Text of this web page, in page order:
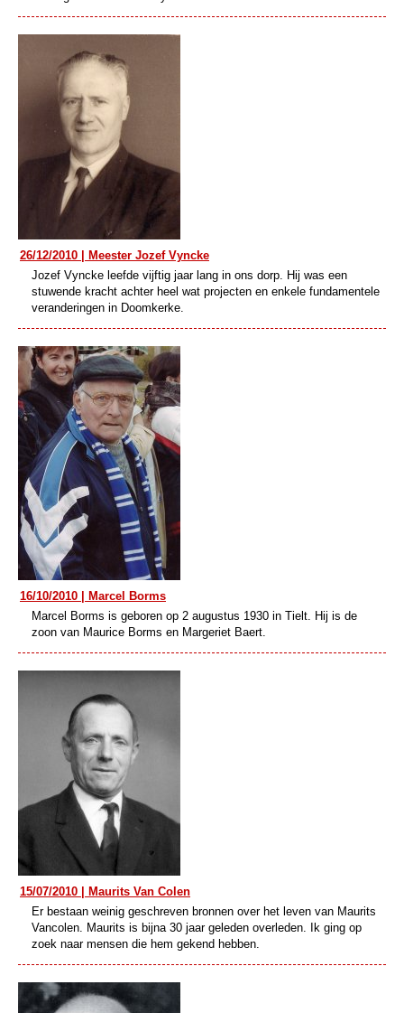
26/12/2010 | Meester Jozef Vyncke
Jozef Vyncke leefde vijftig jaar lang in ons dorp. Hij was een
stuwende kracht achter heel wat projecten en enkele fundamentele
veranderingen in Doomkerke.
16/10/2010 | Marcel Borms
Marcel Borms is geboren op 2 augustus 1930 in Tielt. Hij is de
zoon van Maurice Borms en Margeriet Baert.
15/07/2010 | Maurits Van Colen
Er bestaan weinig geschreven bronnen over het leven van Maurits
Vancolen. Maurits is bijna 30 jaar geleden overleden. Ik ging op
zoek naar mensen die hem gekend hebben.